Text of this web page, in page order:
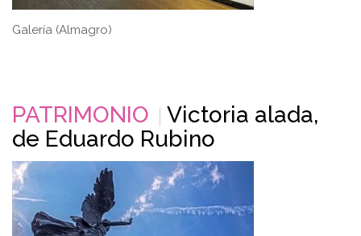
Galería (Almagro)
PATRIMONIO
Victoria alada,
de Eduardo Rubino